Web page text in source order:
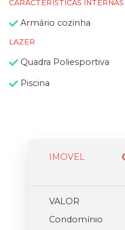
CARACTERÍSTICAS INTERNAS
Armário cozinha
LAZER
Quadra Poliesportiva
Piscina
IMOVEL
VALOR
Condomínio